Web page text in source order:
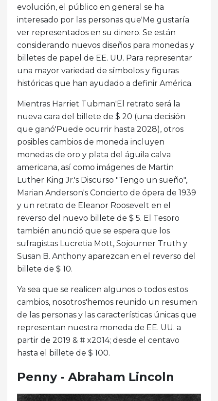
evolución, el público en general se ha
interesado por las personas que'Me gustaría
ver representados en su dinero. Se están
considerando nuevos diseños para monedas y
billetes de papel de EE. UU. Para representar
una mayor variedad de símbolos y figuras
históricas que han ayudado a definir América.
Mientras Harriet Tubman'El retrato será la
nueva cara del billete de $ 20 (una decisión
que ganó'Puede ocurrir hasta 2028), otros
posibles cambios de moneda incluyen
monedas de oro y plata del águila calva
americana, así como imágenes de Martin
Luther King Jr.'s Discurso "Tengo un sueño",
Marian Anderson's Concierto de ópera de 1939
y un retrato de Eleanor Roosevelt en el
reverso del nuevo billete de $ 5. El Tesoro
también anunció que se espera que los
sufragistas Lucretia Mott, Sojourner Truth y
Susan B. Anthony aparezcan en el reverso del
billete de $ 10.
Ya sea que se realicen algunos o todos estos
cambios, nosotros'hemos reunido un resumen
de las personas y las características únicas que
representan nuestra moneda de EE. UU. a
partir de 2019 & # x2014; desde el centavo
hasta el billete de $ 100.
Penny - Abraham Lincoln